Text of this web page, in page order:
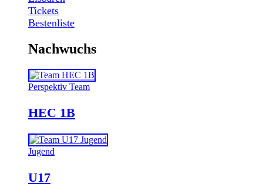
Tickets
Bestenliste
Nachwuchs
Perspektiv Team
HEC 1B
Jugend
U17